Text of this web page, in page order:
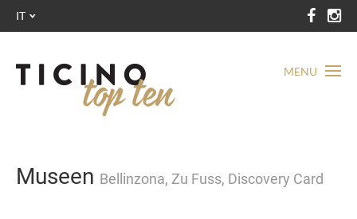
MENU
IT
Museen Bellinzona, Zu Fuss, Discovery Card